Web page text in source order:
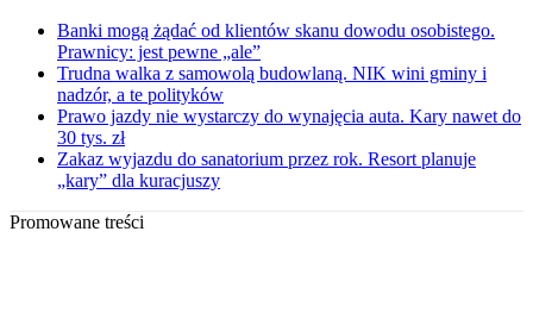
Banki mogą żądać od klientów skanu dowodu osobistego.
Prawnicy: jest pewne „ale”
Trudna walka z samowolą budowlaną. NIK wini gminy i
nadzór, a te polityków
Prawo jazdy nie wystarczy do wynajęcia auta. Kary nawet do
30 tys. zł
Zakaz wyjazdu do sanatorium przez rok. Resort planuje
„kary” dla kuracjuszy
Promowane treści